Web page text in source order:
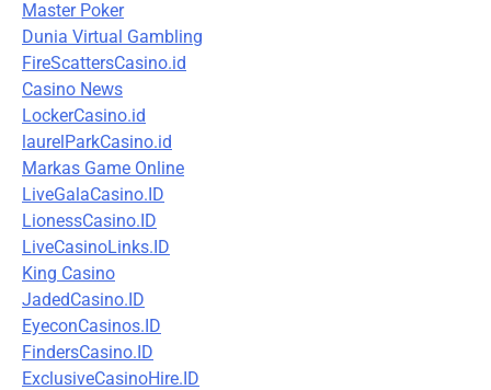
Master Poker
Dunia Virtual Gambling
FireScattersCasino.id
Casino News
LockerCasino.id
laurelParkCasino.id
Markas Game Online
LiveGalaCasino.ID
LionessCasino.ID
LiveCasinoLinks.ID
King Casino
JadedCasino.ID
EyeconCasinos.ID
FindersCasino.ID
ExclusiveCasinoHire.ID